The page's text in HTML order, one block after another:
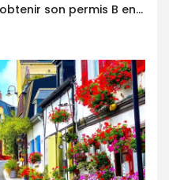
Permis accéléré : comment obtenir son permis B en moins d’un mois ?